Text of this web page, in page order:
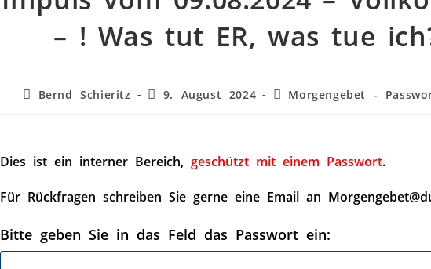
– ! Was tut ER, was tue
Bernd Schieritz 9. August 2024 Morgengebet -
Dies ist ein interner Bereich, geschützt mit einem Passwort.
Für Rückfragen schreiben Sie gerne eine Email an
Bitte geben Sie in das Feld das Passwort ein: